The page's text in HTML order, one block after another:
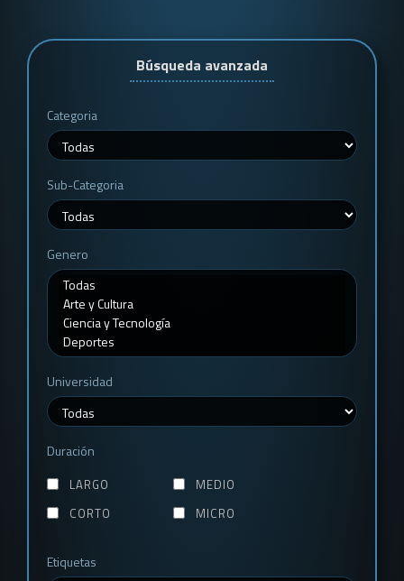
Búsqueda avanzada
Categoria
Sub-Categoria
Genero
Universidad
Duración
LARGO
MEDIO
CORTO
MICRO
Etiquetas